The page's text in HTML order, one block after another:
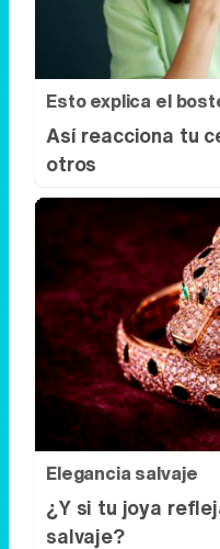
Elegancia salvaje
¿Y si tu joya
salvaje?